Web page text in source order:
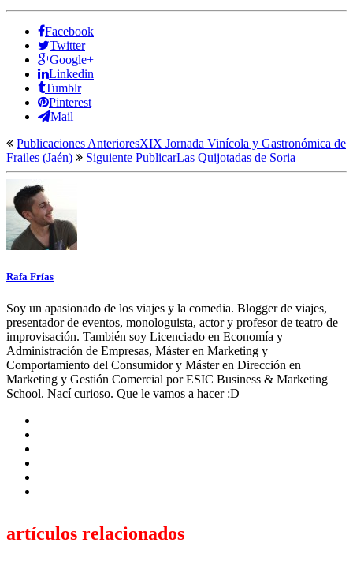
Facebook
Twitter
Google+
Linkedin
Tumblr
Pinterest
Mail
Publicaciones AnterioresXIX Jornada Vinícola y Gastronómica de
Frailes (Jaén)
Siguiente PublicarLas Quijotadas de Soria
Rafa Frías
Soy un apasionado de los viajes y la comedia. Blogger de viajes,
presentador de eventos, monologuista, actor y profesor de teatro de
improvisación. También soy Licenciado en Economía y
Administración de Empresas, Máster en Marketing y
Comportamiento del Consumidor y Máster en Dirección en
Marketing y Gestión Comercial por ESIC Business & Marketing
School. Nací curioso. Que le vamos a hacer :D
artículos relacionados